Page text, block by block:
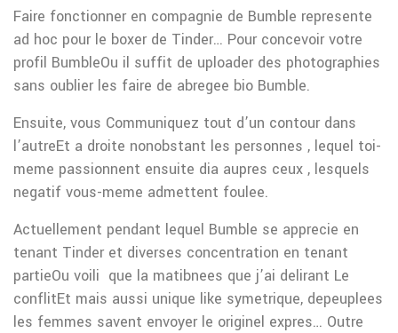
Faire fonctionner en compagnie de Bumble represente
ad hoc pour le boxer de Tinder… Pour concevoir votre
profil BumbleOu il suffit de uploader des photographies
sans oublier les faire de abregee bio Bumble.
Ensuite, vous Communiquez tout d’un contour dans
l’autreEt a droite nonobstant les personnes , lequel toi-
meme passionnent ensuite dia aupres ceux , lesquels
negatif vous-meme admettent foulee.
Actuellement pendant lequel Bumble se apprecie en
tenant Tinder et diverses concentration en tenant
partieOu voili que la matibnees que j’ai delirant Le
conflitEt mais aussi unique like symetrique, depeuplees
les femmes savent envoyer le originel expres… Outre